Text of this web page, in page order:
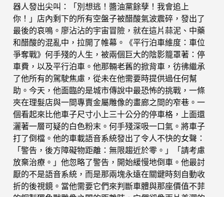
器人發出尖叫：「別想逃！醬油黨餘孽！我會追上
你！」店內剩下的所有空盤子被醋酸氣波震碎，發出了
最後的哀鳴。廖沾沾的宇宙冒險，就在這片蒜泥、中藥
和醋酸的混亂中，拉開了帷幕。《平行泊車維度：車位
爭奪戰》何手殘的人生，被兩個巨大的陰影籠罩著：停
車費，以及平行泊車。他那輛老舊的掀背車，彷彿繼承
了他所有的駕駛焦慮，從未在他需要時提供過任何幫
助。今天，他面臨的是城市傳說中最恐怖的挑戰，一條
夾在理髮店與一間專賣金屬雕像的畫廊之間的窄巷。一
個看起來比他車子尺寸小上三十公分的停車格，上面還
灑著一層可疑的白色粉末。何手殘深吸一口氣。將車子
打了倒檔。他的車載語音系統發出了令人不快的女聲：
「警告，後方障礙物距離：無限趨近於零。」「請考慮
放棄治療。」他忽略了警告，開始緩慢地倒車。他最討
厭的不是語音系統，而是那兩塊永遠在關鍵時刻自動收
折的後視鏡。當他需要它們來判斷車體與那座價值不菲